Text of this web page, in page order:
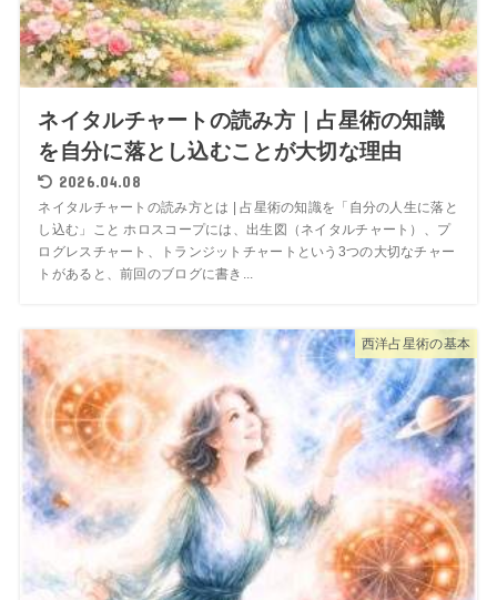
ネイタルチャートの読み方｜占星術の知識
を自分に落とし込むことが大切な理由
2026.04.08
ネイタルチャートの読み方とは | 占星術の知識を「自分の人生に落と
し込む」こと ホロスコープには、出生図（ネイタルチャート）、プ
ログレスチャート、トランジットチャートという3つの大切なチャー
トがあると、前回のブログに書き...
西洋占星術の基本